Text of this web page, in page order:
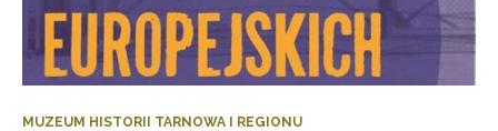
MUZEUM HISTORII TARNOWA I REGIONU